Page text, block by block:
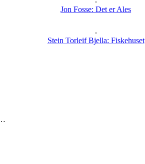
Jon Fosse: Det er Ales
Stein Torleif Bjella: Fiskehuset